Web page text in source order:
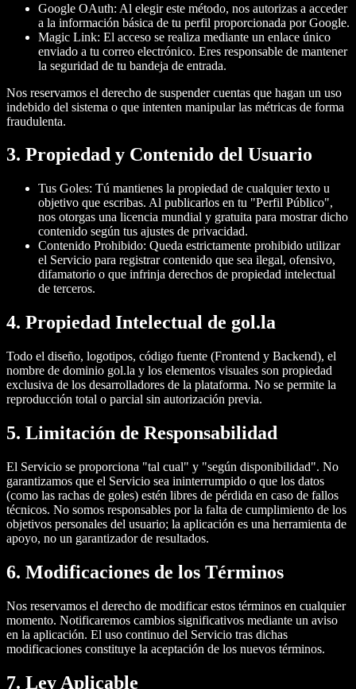
Google OAuth: Al elegir este método, nos autorizas a acceder
a la información básica de tu perfil proporcionada por Google.
Magic Link: El acceso se realiza mediante un enlace único
enviado a tu correo electrónico. Eres responsable de mantener
la seguridad de tu bandeja de entrada.
Nos reservamos el derecho de suspender cuentas que hagan un uso
indebido del sistema o que intenten manipular las métricas de forma
fraudulenta.
3. Propiedad y Contenido del Usuario
Tus Goles: Tú mantienes la propiedad de cualquier texto u
objetivo que escribas. Al publicarlos en tu "Perfil Público",
nos otorgas una licencia mundial y gratuita para mostrar dicho
contenido según tus ajustes de privacidad.
Contenido Prohibido: Queda estrictamente prohibido utilizar
el Servicio para registrar contenido que sea ilegal, ofensivo,
difamatorio o que infrinja derechos de propiedad intelectual
de terceros.
4. Propiedad Intelectual de gol.la
Todo el diseño, logotipos, código fuente (Frontend y Backend), el
nombre de dominio gol.la y los elementos visuales son propiedad
exclusiva de los desarrolladores de la plataforma. No se permite la
reproducción total o parcial sin autorización previa.
5. Limitación de Responsabilidad
El Servicio se proporciona "tal cual" y "según disponibilidad". No
garantizamos que el Servicio sea ininterrumpido o que los datos
(como las rachas de goles) estén libres de pérdida en caso de fallos
técnicos. No somos responsables por la falta de cumplimiento de los
objetivos personales del usuario; la aplicación es una herramienta de
apoyo, no un garantizador de resultados.
6. Modificaciones de los Términos
Nos reservamos el derecho de modificar estos términos en cualquier
momento. Notificaremos cambios significativos mediante un aviso
en la aplicación. El uso continuo del Servicio tras dichas
modificaciones constituye la aceptación de los nuevos términos.
7. Ley Aplicable